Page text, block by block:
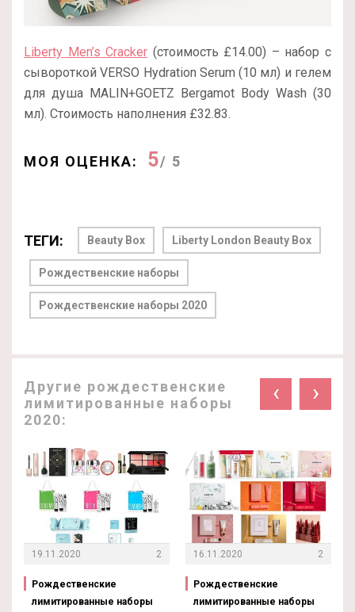
Liberty Men’s Cracker (стоимость £14.00) – набор с
сывороткой VERSO Hydration Serum (10 мл) и гелем
для душа MALIN+GOETZ Bergamot Body Wash (30
мл). Стоимость наполнения £32.83.
МОЯ ОЦЕНКА: 5/ 5
ТЕГИ: Beauty Box Liberty London Beauty Box
Рождественские наборы
Рождественские наборы 2020
Другие рождественские
лимитированные наборы
2020:
‹ ›
19.11.2020 2
Рождественские
лимитированные наборы
16.11.2020 2
Рождественские
лимитированные наборы